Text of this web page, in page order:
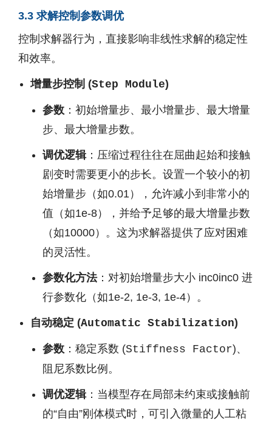
3.3 求解控制参数调优
控制求解器行为，直接影响非线性求解的稳定性
和效率。
增量步控制 (Step Module)
参数 ：初始增量步、最小增量步、最大增量
步、最大增量步数。
调优逻辑：压缩过程往往在屈曲起始和接触
剧变时需要更小的步长。设置一个较小的初
始增量步（如0.01），允许减小到非常小的
值（如1e-8），并给予足够的最大增量步数
（如10000）。这为求解器提供了应对困难
的灵活性。
参数化方法：对初始增量步大小 inc0inc0 进
行参数化（如1e-2, 1e-3, 1e-4）。
自动稳定 (Automatic Stabilization)
参数 ：稳定系数 (Stiffness Factor)、
阻尼系数比例。
调优逻辑：当模型存在局部未约束或接触前
的“自由”刚体模式时，可引入微量的人工粘